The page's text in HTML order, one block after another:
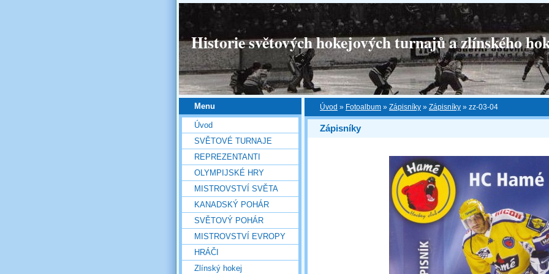
Historie světových hokejových turnajů a zlínského
Úvod » Fotoalbum » Zápisníky » Zápisníky » zz-03-04
Zápisníky
Menu
Úvod
SVĚTOVÉ TURNAJE
REPREZENTANTI
OLYMPIJSKÉ HRY
MISTROVSTVÍ SVĚTA
KANADSKÝ POHÁR
SVĚTOVÝ POHÁR
MISTROVSTVÍ EVROPY
HRÁČI
Zlínský hokej